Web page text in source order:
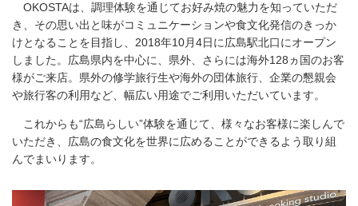
OKOSTAは、調理体験を通じてお好み焼の魅力を知っていただ
き、その思い出と味がコミュニケーションや食文化発信のきっか
けとなることを目指し、2018年10月4日に広島駅北口にオープン
しました。広島県内を中心に、県外、さらには海外128ヵ国のお客
様がご来店。県外の修学旅行生や海外の団体旅行、企業の懇親会
や旅行客の利用など、幅広い用途でご利用いただいています。
これからも“広島らしい”体験を通じて、様々なお客様に楽しんで
いただき、広島の食文化を世界に広めることができるよう取り組
んでまいります。